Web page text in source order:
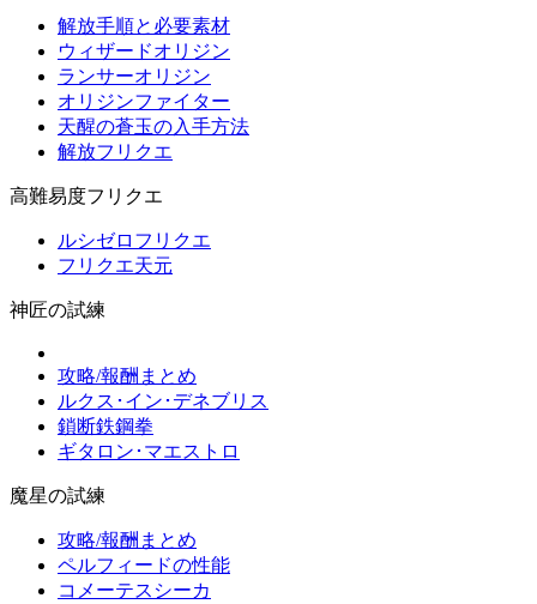
解放手順と必要素材
ウィザードオリジン
ランサーオリジン
オリジンファイター
天醒の蒼玉の入手方法
解放フリクエ
高難易度フリクエ
ルシゼロフリクエ
フリクエ天元
神匠の試練
攻略/報酬まとめ
ルクス･イン･デネブリス
鎖断鉄鋼拳
ギタロン･マエストロ
魔星の試練
攻略/報酬まとめ
ペルフィードの性能
コメーテスシーカ